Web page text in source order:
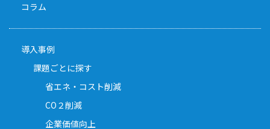
コラム
導入事例
課題ごとに探す
省エネ・コスト削減
CO２削減
企業価値向上